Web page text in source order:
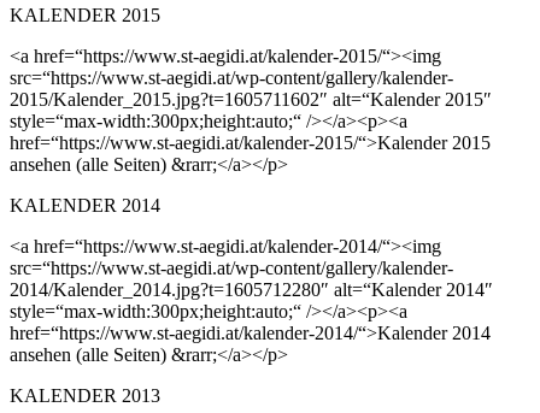
KALENDER 2015
<a href=“https://www.st-aegidi.at/kalender-2015/“><img
src=“https://www.st-aegidi.at/wp-content/gallery/kalender-
2015/Kalender_2015.jpg?t=1605711602″ alt=“Kalender 2015″
style=“max-width:300px;height:auto;“ /></a><p><a
href=“https://www.st-aegidi.at/kalender-2015/“>Kalender 2015
ansehen (alle Seiten) &rarr;</a></p>
KALENDER 2014
<a href=“https://www.st-aegidi.at/kalender-2014/“><img
src=“https://www.st-aegidi.at/wp-content/gallery/kalender-
2014/Kalender_2014.jpg?t=1605712280″ alt=“Kalender 2014″
style=“max-width:300px;height:auto;“ /></a><p><a
href=“https://www.st-aegidi.at/kalender-2014/“>Kalender 2014
ansehen (alle Seiten) &rarr;</a></p>
KALENDER 2013